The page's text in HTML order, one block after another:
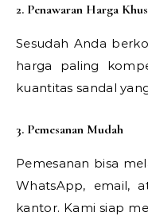
2. Penawaran Harga
Sesudah Anda
harga paling
kuantitas sandal
3. Pemesanan Mudah
Pemesanan bisa
WhatsApp, email,
kantor. Kami siap